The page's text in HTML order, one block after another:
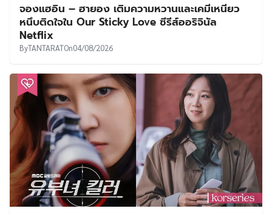
จองแฮอิน – ฮายอง เติมความหวานและเคมีเหนียว
หนึบติดใจใน Our Sticky Love ซีรีส์ออริจินัล
Netflix
ByTANTARATOn04/08/2026